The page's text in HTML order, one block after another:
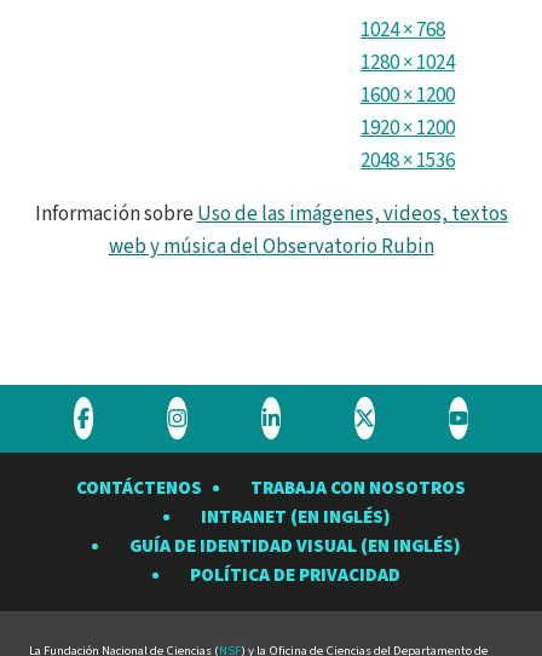
1024×768
1280×1024
1600×1200
1920×1200
2048×1536
Información sobreUso de las imágenes, videos, textos
web y música del Observatorio Rubin
Visite
Observatorio
Visite
Observatorio
Rubin
en
Visite
Observatorio
Rubin
en
Visite
Observatorio
Rubin
en
Visite
Rubin
en
CONTÁCTENOS
TRABAJA CON NOSOTROS
INTRANET (EN INGLÉS)
GUÍA DE IDENTIDAD VISUAL (EN INGLÉS)
POLÍTICA DE PRIVACIDAD
La Fundación Nacional de Ciencias (NSF) y la Oficina de Ciencias del Departamento de